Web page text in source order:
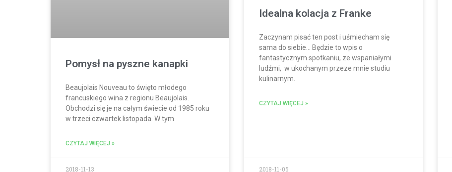
Pomysł na pyszne kanapki
Beaujolais Nouveau to święto młodego
francuskiego wina z regionu Beaujolais.
Obchodzi się je na całym świecie od 1985 roku
w trzeci czwartek listopada. W tym
CZYTAJ WIĘCEJ »
2018-11-13
Idealna kolacja z Franke
Zaczynam pisać ten post i uśmiecham się
sama do siebie… Będzie to wpis o
fantastycznym spotkaniu, ze wspaniałymi
ludźmi, w ukochanym przeze mnie studiu
kulinarnym.
CZYTAJ WIĘCEJ »
2018-11-05